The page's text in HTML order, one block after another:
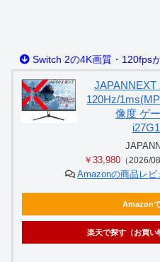
Switch 2の4K画質・120fps
JAPANNEXT
120Hz/
像度 ゲ
￥33,980（2026/
Amazonの商品レ
Amazon
楽天で探す（お買い